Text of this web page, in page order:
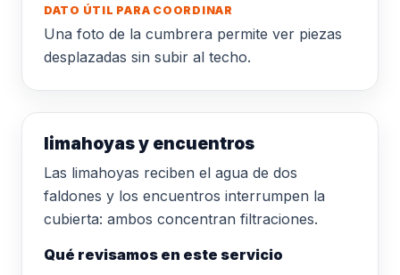
DATO ÚTIL PARA COORDINAR
Una foto de la cumbrera permite ver piezas
desplazadas sin subir al techo.
limahoyas y encuentros
Las limahoyas reciben el agua de dos
faldones y los encuentros interrumpen la
cubierta: ambos concentran filtraciones.
Qué revisamos en este servicio